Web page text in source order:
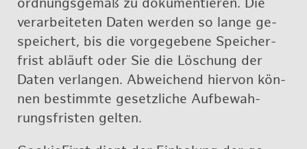
ord­nungs­ge­mäß zu do­ku­men­tie­ren. Die
ver­ar­bei­te­ten Daten wer­den so lange ge­
spei­chert, bis die vor­ge­ge­be­ne Spei­cher­
frist ab­läuft oder Sie die Lö­schung der
Daten ver­lan­gen. Ab­wei­chend hier­von kön­
nen be­stimm­te ge­setz­li­che Auf­be­wah­
rungs­fris­ten gel­ten.